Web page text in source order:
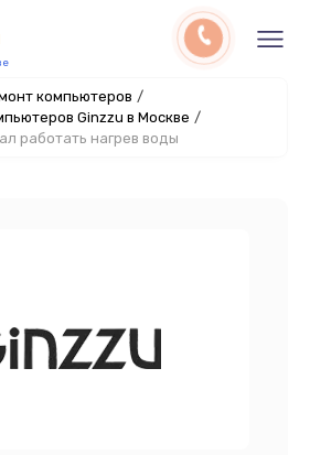
компьютеров /
Ginzzu в Москве /
работать нагрев воды